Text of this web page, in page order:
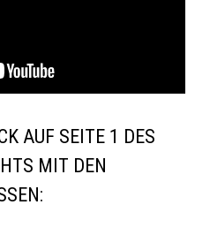
AUF SEITE 1 DES
MIT DEN